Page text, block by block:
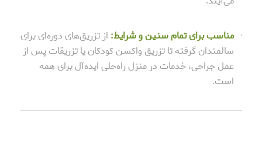
مناسب برای تمام سنین و شرایط: از تزریق‌های دوره‌ای برای
سالمندان گرفته تا تزریق واکسن کودکان یا تزریقات پس از
عمل جراحی، خدمات در منزل راه‌حلی ایده‌آل برای همه
است.